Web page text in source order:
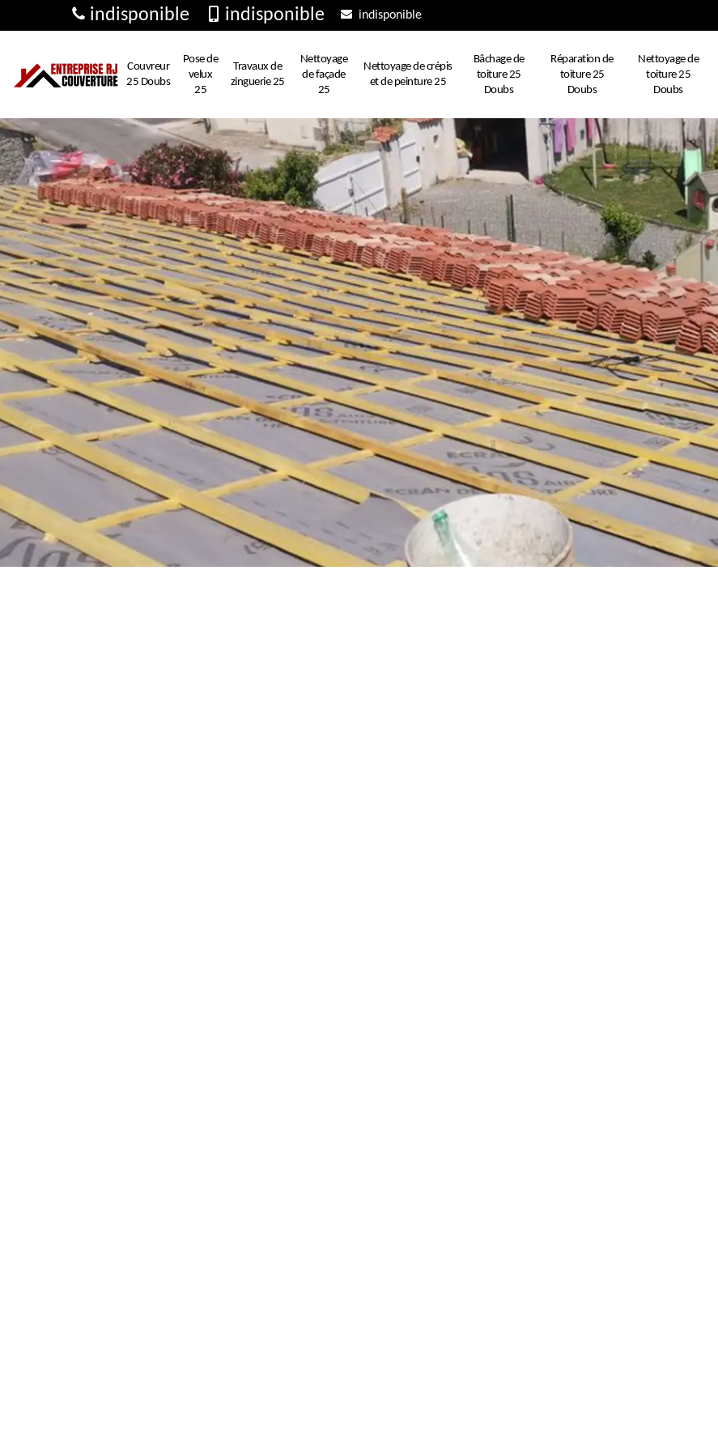
indisponible indisponible indisponible
Couvreur
25 Doubs
Pose de
velux
25
Travaux de
zinguerie 25
Nettoyage
de façade
25
Nettoyage de crépis
et de peinture 25
Bâchage de
toiture 25
Doubs
Réparation de
toiture 25
Doubs
Nettoyage de
toiture 25
Doubs